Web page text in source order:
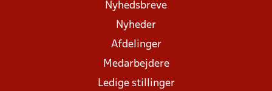
Nyhedsbreve
Nyheder
Afdelinger
Medarbejdere
Ledige stillinger